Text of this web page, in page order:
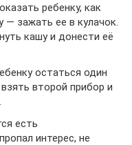
ребенку, как
— зажать ее в кулачок.
кашу и донести её
остаться один
второй прибор и
есть
интерес, не